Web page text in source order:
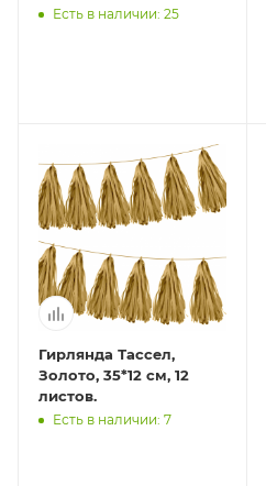
ХАРАКТЕРОМ (10
Есть в наличии: 25
Гирлянда Тассел,
Золото, 35*12 см, 12
листов.
Есть в наличии: 7